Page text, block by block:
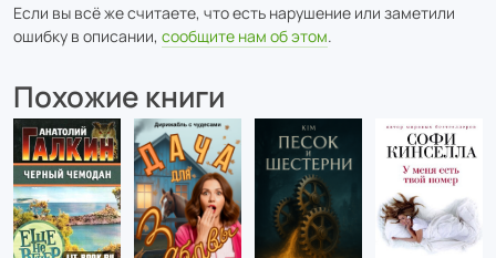
Если вы всё же считаете, что есть нарушение или заметили
ошибку в описании, сообщите нам об этом.
Похожие книги